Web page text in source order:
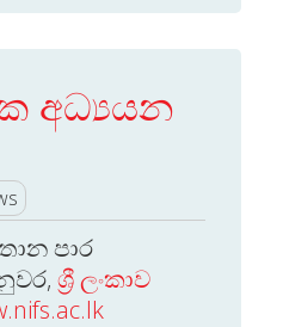
අධ්‍යයන
පාර
ශ්‍රී ලංකාව